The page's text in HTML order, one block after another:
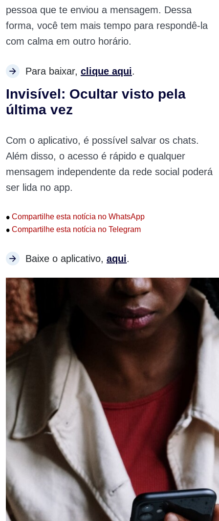
pessoa que te enviou a mensagem. Dessa
forma, você tem mais tempo para respondê-la
com calma em outro horário.
Para baixar, clique aqui.
Invisível: Ocultar visto pela
última vez
Com o aplicativo, é possível salvar os chats.
Além disso, o acesso é rápido e qualquer
mensagem independente da rede social poderá
ser lida no app.
• Compartilhe esta notícia no WhatsApp
• Compartilhe esta notícia no Telegram
Baixe o aplicativo, aqui.